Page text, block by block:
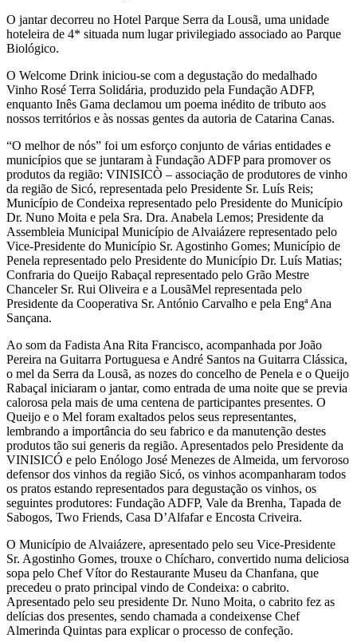
O jantar decorreu no Hotel Parque Serra da Lousã, uma unidade
hoteleira de 4* situada num lugar privilegiado associado ao Parque
Biológico.
O Welcome Drink iniciou-se com a degustação do medalhado
Vinho Rosé Terra Solidária, produzido pela Fundação ADFP,
enquanto Inês Gama declamou um poema inédito de tributo aos
nossos territórios e às nossas gentes da autoria de Catarina Canas.
“O melhor de nós” foi um esforço conjunto de várias entidades e
municípios que se juntaram à Fundação ADFP para promover os
produtos da região: VINISICÒ – associação de produtores de vinho
da região de Sicó, representada pelo Presidente Sr. Luís Reis;
Município de Condeixa representado pelo Presidente do Município
Dr. Nuno Moita e pela Sra. Dra. Anabela Lemos; Presidente da
Assembleia Municipal Município de Alvaiázere representado pelo
Vice-Presidente do Município Sr. Agostinho Gomes; Município de
Penela representado pelo Presidente do Município Dr. Luís Matias;
Confraria do Queijo Rabaçal representado pelo Grão Mestre
Chanceler Sr. Rui Oliveira e a LousãMel representada pelo
Presidente da Cooperativa Sr. António Carvalho e pela Engª Ana
Sançana.
Ao som da Fadista Ana Rita Francisco, acompanhada por João
Pereira na Guitarra Portuguesa e André Santos na Guitarra Clássica,
o mel da Serra da Lousã, as nozes do concelho de Penela e o Queijo
Rabaçal iniciaram o jantar, como entrada de uma noite que se previa
calorosa pela mais de uma centena de participantes presentes. O
Queijo e o Mel foram exaltados pelos seus representantes,
lembrando a importância do seu fabrico e da manutenção destes
produtos tão sui generis da região. Apresentados pelo Presidente da
VINISICÓ e pelo Enólogo José Menezes de Almeida, um fervoroso
defensor dos vinhos da região Sicó, os vinhos acompanharam todos
os pratos estando representados para degustação os vinhos, os
seguintes produtores: Fundação ADFP, Vale da Brenha, Tapada de
Sabogos, Two Friends, Casa D’Alfafar e Encosta Criveira.
O Município de Alvaiázere, apresentado pelo seu Vice-Presidente
Sr. Agostinho Gomes, trouxe o Chícharo, convertido numa deliciosa
sopa pelo Chef Vítor do Restaurante Museu da Chanfana, que
precedeu o prato principal vindo de Condeixa: o cabrito.
Apresentado pelo seu presidente Dr. Nuno Moita, o cabrito fez as
delícias dos presentes, sendo chamada a condeixense Chef
Almerinda Quintas para explicar o processo de confeção.